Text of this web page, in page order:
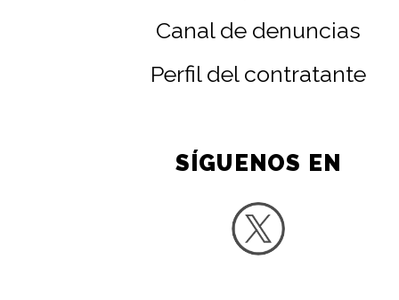
Canal de denuncias
Perfil del contratante
SÍGUENOS EN